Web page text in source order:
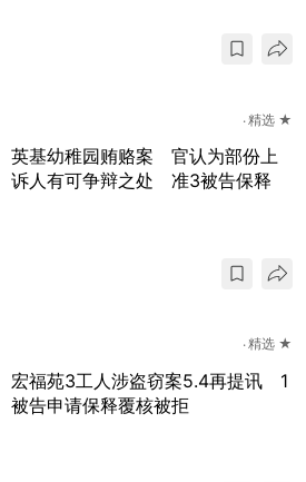
精选 ★
英基幼稚园贿赂案 官认为部份上
诉人有可争辩之处 准3被告保释
精选 ★
宏福苑3工人涉盗窃案5.4再提讯 1
被告申请保释覆核被拒